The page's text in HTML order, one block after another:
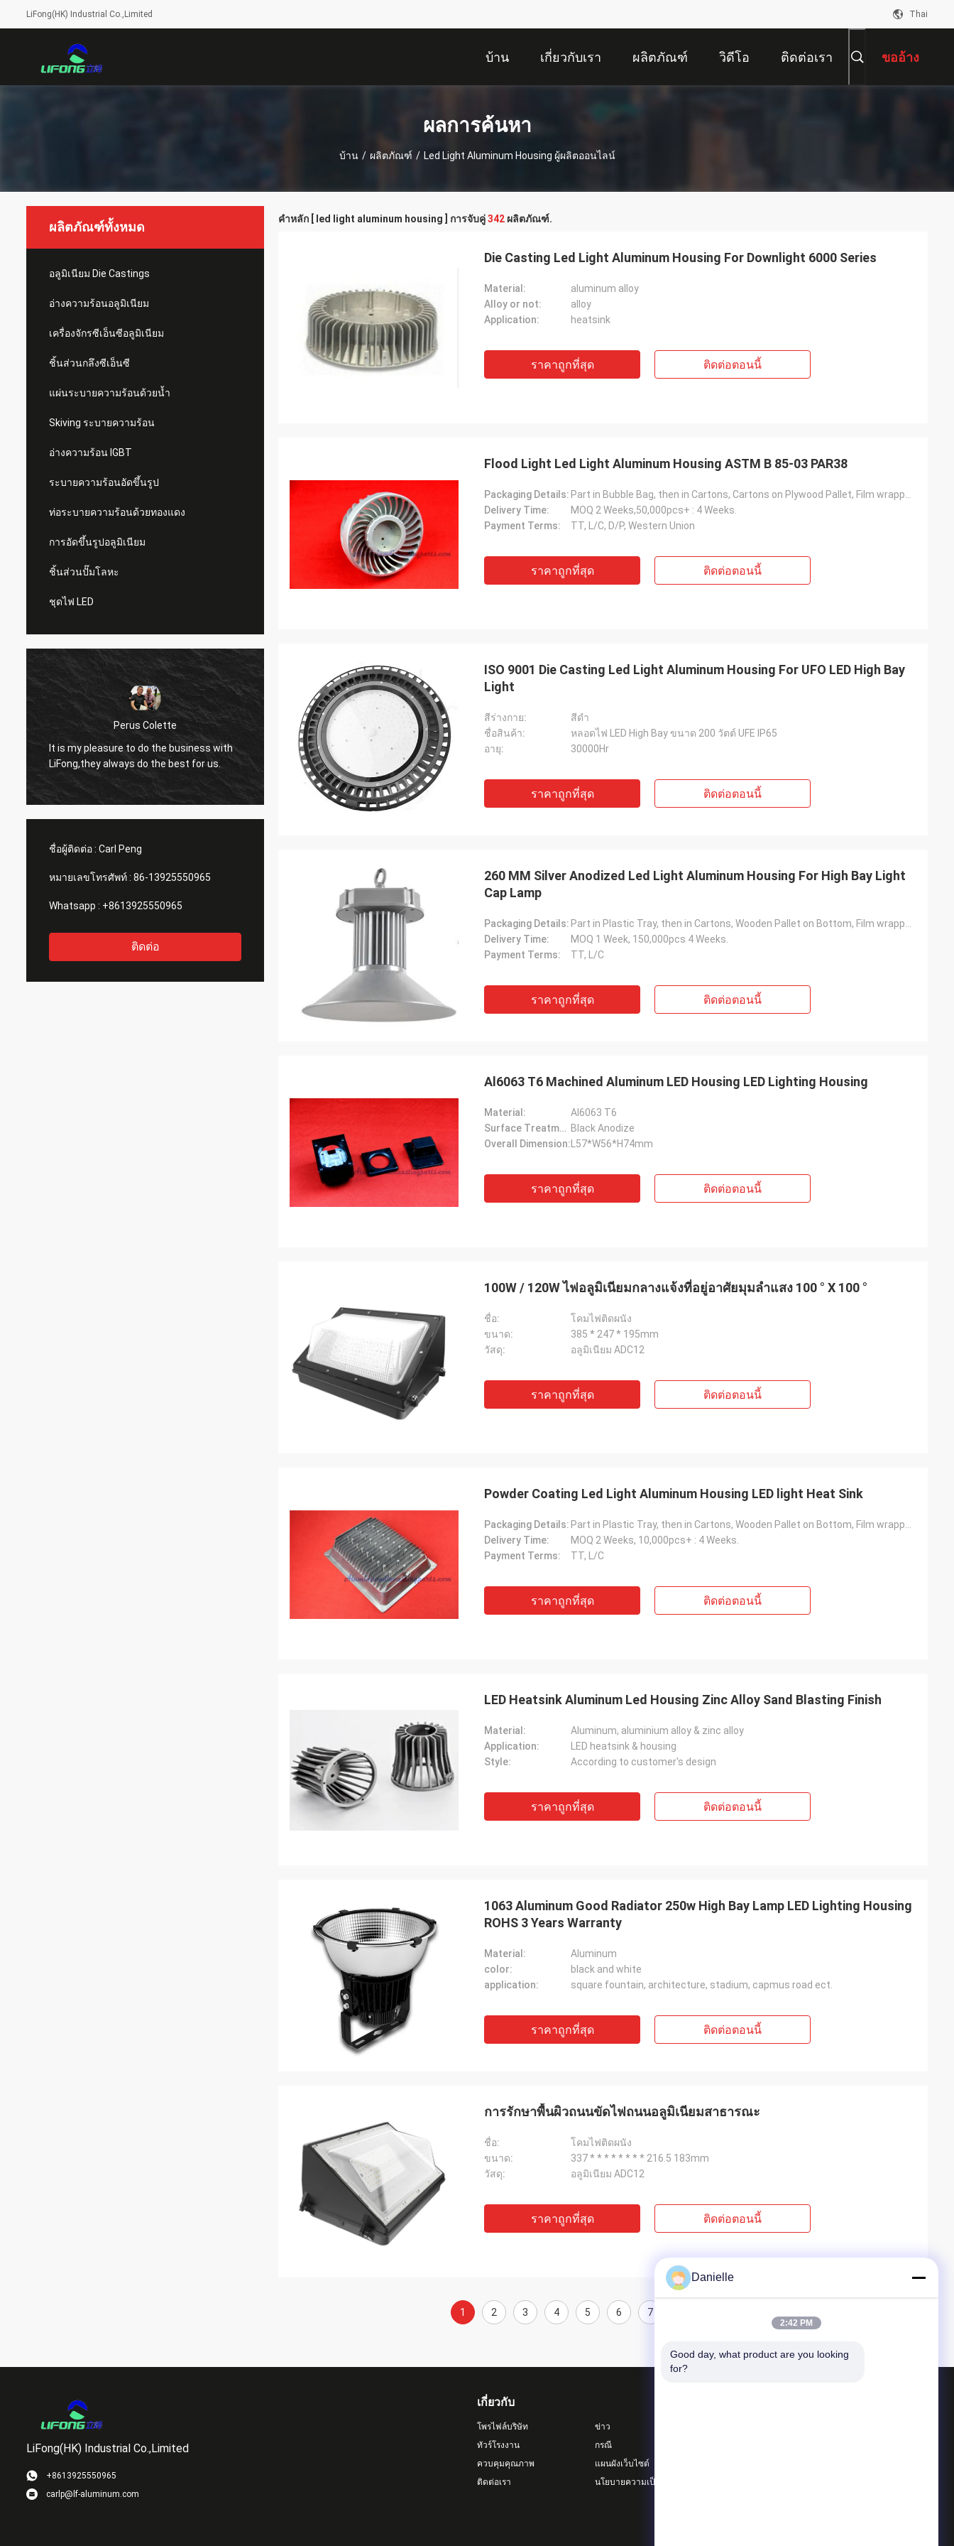
LiFong(HK) Industrial Co.,Limited Thai
บ้าน เกี่ยวกับเรา ผลิตภัณฑ์ วิดีโอ ติดต่อเรา ขออ้าง
ผลการค้นหา
บ้าน / ผลิตภัณฑ์ / Led Light Aluminum Housing ผู้ผลิตออนไลน์
ผลิตภัณฑ์ทั้งหมด
อลูมิเนียม Die Castings
อ่างความร้อนอลูมิเนียม
เครื่องจักรซีเอ็นซีอลูมิเนียม
ชิ้นส่วนกลึงซีเอ็นซี
แผ่นระบายความร้อนด้วยน้ำ
Skiving ระบายความร้อน
อ่างความร้อน IGBT
ระบายความร้อนอัดขึ้นรูป
ท่อระบายความร้อนด้วยทองแดง
การอัดขึ้นรูปอลูมิเนียม
ชิ้นส่วนปั๊มโลหะ
ชุดไฟ LED
Perus Colette
It is my pleasure to do the business with
LiFong,they always do the best for us.
Robin Seifert
I like the products and service provided by
LiFong. They really take our interest into
consideration.
That's true we enjoy doing business with
ชื่อผู้ติดต่อ : Carl Peng
หมายเลขโทรศัพท์ : 86-13925550965
Whatsapp : +8613925550965
ติดต่อ
คำหลัก [ led light aluminum housing ] การจับคู่342 ผลิตภัณฑ์.
Die Casting Led Light Aluminum Housing For Downlight 6000 Series
Material:
aluminum alloy
Alloy or not:
alloy
Application:
heatsink
ราคาถูกที่สุด ติดต่อตอนนี้
Flood Light Led Light Aluminum Housing ASTM B 85-03 PAR38
Packaging Details:
Delivery Time:
MOQ 2 Weeks,50,000pcs+ : 4 Weeks.
Payment Terms:
TT, L/C, D/P, Western Union
ราคาถูกที่สุด ติดต่อตอนนี้
ISO 9001 Die Casting Led Light Aluminum Housing For UFO LED High Bay
Light
สีร่างกาย:
สีดำ
ชื่อสินค้า:
หลอดไฟ LED High Bay ขนาด 200 วัตต์ UFE IP65
อายุ:
30000Hr
ราคาถูกที่สุด ติดต่อตอนนี้
260 MM Silver Anodized Led Light Aluminum Housing For High Bay Light
Cap Lamp
Packaging Details:
Delivery Time:
MOQ 1 Week, 150,000pcs 4 Weeks.
Payment Terms:
TT, L/C
ราคาถูกที่สุด ติดต่อตอนนี้
Al6063 T6 Machined Aluminum LED Housing LED Lighting Housing
Material:
Al6063 T6
Surface Treatment: Black Anodize
Overall Dimension: L57*W56*H74mm
ราคาถูกที่สุด ติดต่อตอนนี้
100W / 120W ไฟอลูมิเนียมกลางแจ้งที่อยู่อาศัยมุมลำแสง 100 ° X 100 °
ชื่อ:
โคมไฟติดผนัง
ขนาด:
385 * 247 * 195mm
วัสดุ:
อลูมิเนียม ADC12
ราคาถูกที่สุด ติดต่อตอนนี้
Powder Coating Led Light Aluminum Housing LED light Heat Sink
Packaging Details:
Delivery Time:
MOQ 2 Weeks, 10,000pcs+ : 4 Weeks.
Payment Terms:
TT, L/C
ราคาถูกที่สุด ติดต่อตอนนี้
LED Heatsink Aluminum Led Housing Zinc Alloy Sand Blasting Finish
Material:
Aluminum, aluminium alloy & zinc alloy
Application:
LED heatsink & housing
Style:
According to customer's design
ราคาถูกที่สุด ติดต่อตอนนี้
1063 Aluminum Good Radiator 250w High Bay Lamp LED Lighting Housing
ROHS 3 Years Warranty
Material:
Aluminum
color:
black and white
application:
square fountain, architecture, stadium, capmus road ect.
ราคาถูกที่สุด ติดต่อตอนนี้
การรักษาพื้นผิวถนนขัดไฟถนนอลูมิเนียมสาธารณะ
ชื่อ:
โคมไฟติดผนัง
ขนาด:
337 * * * * * * * * 216.5 183mm
วัสดุ:
อลูมิเนียม ADC12
ราคาถูกที่สุด ติดต่อตอนนี้
1 2 3 4 5 6 7
LiFong(HK) Industrial Co.,Limited
+8613925550965
carlp@lf-aluminum.com
เกี่ยวกับ
โพรไฟล์บริษัท
ทัวร์โรงงาน
ควบคุมคุณภาพ
ติดต่อเรา
ข่าว
กรณี
แผนผังเว็บไซต์
นโยบายความเป็นส่วนตัว
Danielle
2:42 PM
Good day, what product are you looking
for?